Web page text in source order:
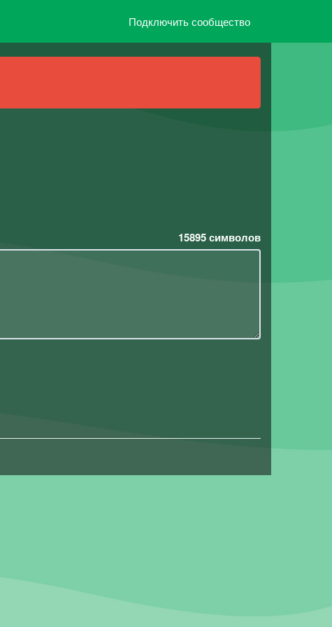
Подключить сообщество
15895символов